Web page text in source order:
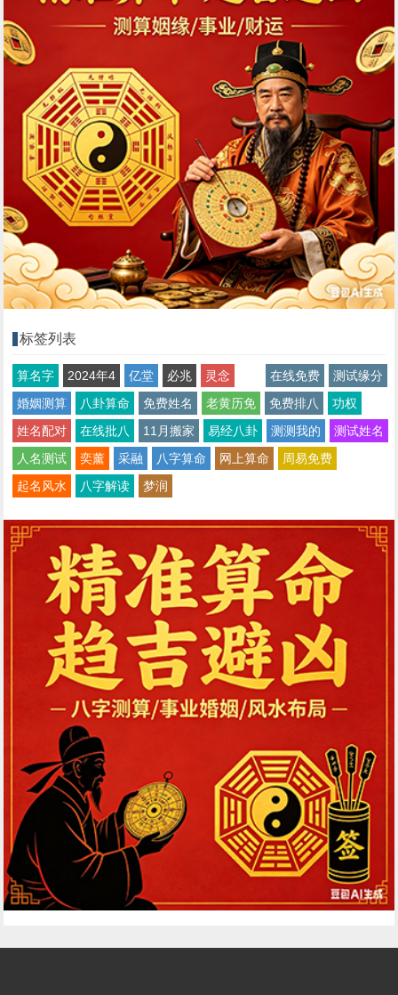
标签列表
算名字 2024年4 亿堂 必兆 灵念 在线免费
测试缘分
婚姻测算
八卦算命 免费姓名 老黄历免 免费排八
功权
姓名配对
在线批八 11月搬家 易经八卦 测测我的
测试姓名
人名测试
奕薰 采融 八字算命 网上算命
周易免费
起名风水
八字解读 梦润